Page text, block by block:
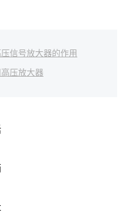
压信号放大器的作用
高压放大器